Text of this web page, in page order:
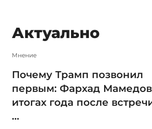
Актуально
Мнение
Почему Трамп позвонил
первым: Фархад
итогах года после
...